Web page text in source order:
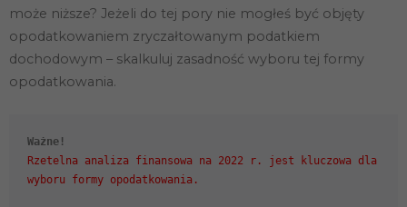
może niższe? Jeżeli do tej pory nie mogłeś być objęty
opodatkowaniem zryczałtowanym podatkiem
dochodowym – skalkuluj zasadność wyboru tej formy
opodatkowania.
Ważne!
Rzetelna analiza finansowa na 2022 r. jest kluczowa dla